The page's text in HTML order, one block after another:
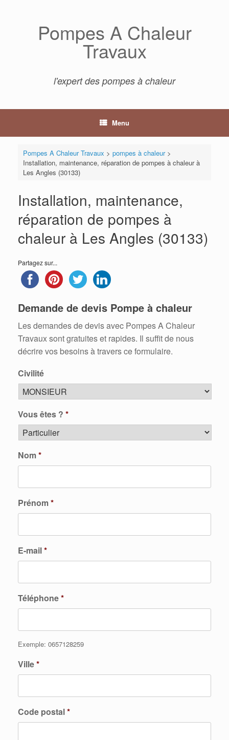
Pompes A Chaleur
Travaux
l'expert des pompes à chaleur
Menu
Pompes A Chaleur Travaux > pompes à chaleur>
Installation, maintenance, réparation de pompes à chaleur à
Les Angles (30133)
Installation, maintenance,
réparation de pompes à
chaleur à Les Angles (30133)
Partagez sur...
Demande de devis Pompe à chaleur
Les demandes de devis avec Pompes A Chaleur
Travaux sont gratuites et rapides. Il suffit de nous
décrire vos besoins à travers ce formulaire.
Civilité
Vous êtes ? *
Nom*
Prénom*
E-mail*
Téléphone*
Exemple: 0657128259
Ville*
Code postal*